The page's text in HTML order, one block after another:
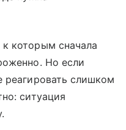
которым сначала
Но если
реагировать слишком
ситуация